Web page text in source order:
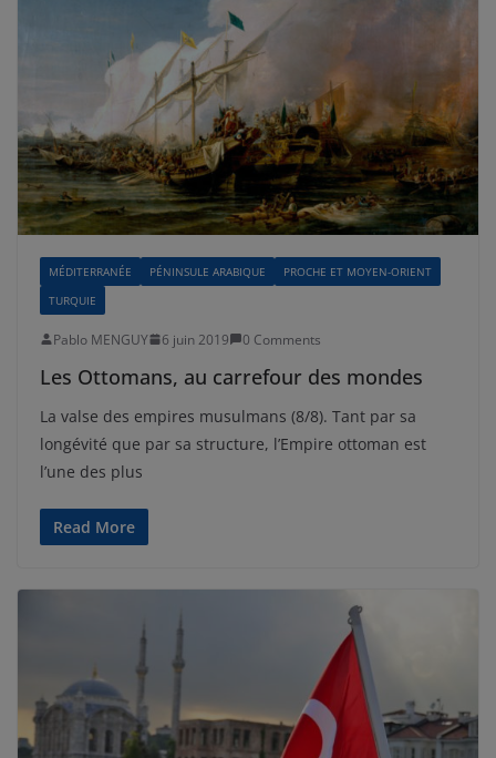
MÉDITERRANÉE PÉNINSULE ARABIQUE
PROCHE ET MOYEN-ORIENT
TURQUIE
Pablo MENGUY 6 juin 2019 0 Comments
Les Ottomans, au carrefour des mondes
La valse des empires musulmans (8/8). Tant par sa
longévité que par sa structure, l’Empire ottoman est
l’une des plus
Read More